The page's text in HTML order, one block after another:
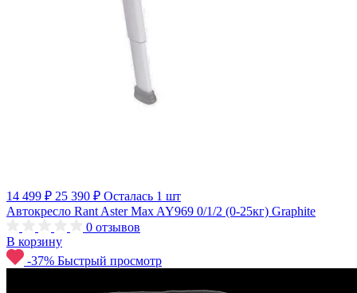
14 499 ₽ 25 390 ₽ Осталась 1 шт
Автокресло Rant Aster Max AY969 0/1/2 (0-25кг) Graphite
0 отзывов
В корзину
-37% Быстрый просмотр